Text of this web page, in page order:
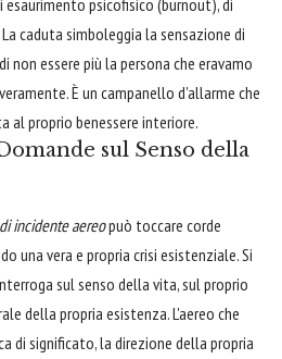
esaurimento psicofisico (burnout), di
caduta simboleggia la sensazione di
non essere più la persona che eravamo
È un campanello d'allarme che
al proprio benessere interiore.
sul Senso della
incidente aereopuò toccare corde
una vera e propria crisi esistenziale. Si
sul senso della vita, sul proprio
della propria esistenza. L'aereo che
di significato, la direzione della propria